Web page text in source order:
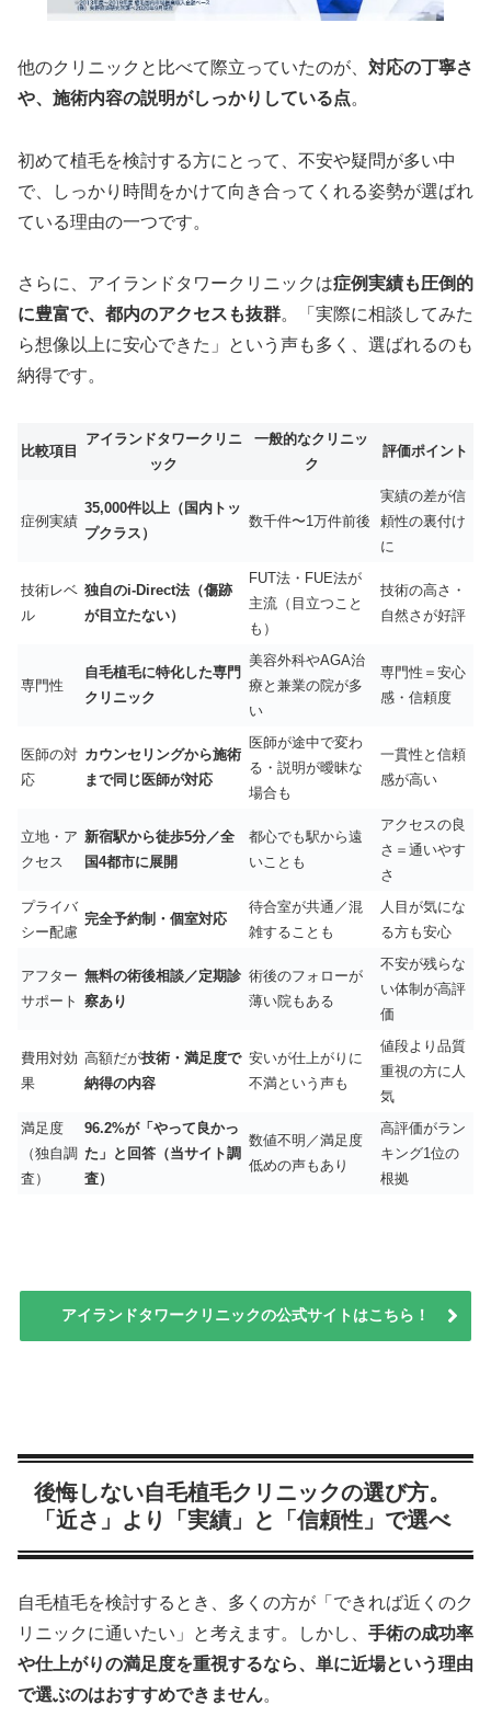
他のクリニックと比べて際立っていたのが、 対応の丁寧さ
や、施術内容の説明がしっかりしている点。
初めて植毛を検討する方にとって、不安や疑問が多い中
で、しっかり時間をかけて向き合ってくれる姿勢が選ばれ
ている理由の一つです。
さらに、アイランドタワークリニックは症例実績も圧倒的
に豊富で、都内のアクセスも抜群。「実際に相談してみた
ら想像以上に安心できた」という声も多く、選ばれるのも
納得です。
比較項目
アイランドタワークリニ
ック
一般的なクリニッ
ク
評価ポイント
症例実績
35,000件以上（国内トッ
プクラス）
数千件〜1万件前後
実績の差が信
頼性の裏付け
に
技術レベ
ル
独自のi-Direct法（傷跡
が目立たない）
FUT法・FUE法が
主流（目立つこと
も）
技術の高さ・
自然さが好評
専門性
自毛植毛に特化した専門
クリニック
美容外科やAGA治
療と兼業の院が多
い
専門性＝安心
感・信頼度
医師の対
応
カウンセリングから施術
まで同じ医師が対応
医師が途中で変わ
る・説明が曖昧な
場合も
一貫性と信頼
感が高い
立地・ア
クセス
新宿駅から徒歩5分／全
国4都市に展開
都心でも駅から遠
いことも
アクセスの良
さ＝通いやす
さ
プライバ
シー配慮
完全予約制・個室対応
待合室が共通／混
雑することも
人目が気にな
る方も安心
アフター
サポート
無料の術後相談／定期診
察あり
術後のフォローが
薄い院もある
不安が残らな
い体制が高評
価
費用対効
果
高額だが技術・満足度で
納得の内容
安いが仕上がりに
不満という声も
値段より品質
重視の方に人
気
満足度
（独自調
査）
96.2%が「やって良かっ
た」と回答（当サイト調
査）
数値不明／満足度
低めの声もあり
高評価がラン
キング1位の
根拠
アイランドタワークリニックの公式サイトはこちら！
後悔しない自毛植毛クリニックの選び方。
「近さ」より「実績」と「信頼性」で選べ
自毛植毛を検討するとき、多くの方が「できれば近くのク
リニックに通いたい」と考えます。しかし、 手術の成功率
や仕上がりの満足度を重視するなら、単に近場という理由
で選ぶのはおすすめできません。